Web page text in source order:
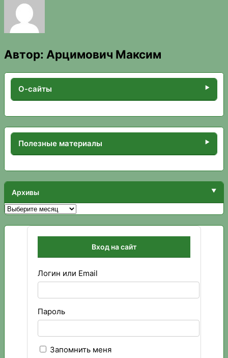
Автор: Арцимович Максим
О-сайты
Полезные материалы
Архивы
Архивы
Вход на сайт
Логин или Email
Пароль
Запомнить меня